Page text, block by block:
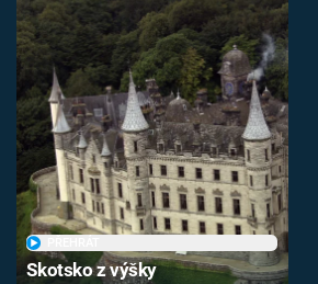
Skotsko z výšky